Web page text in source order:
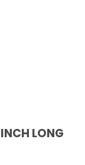
LONG